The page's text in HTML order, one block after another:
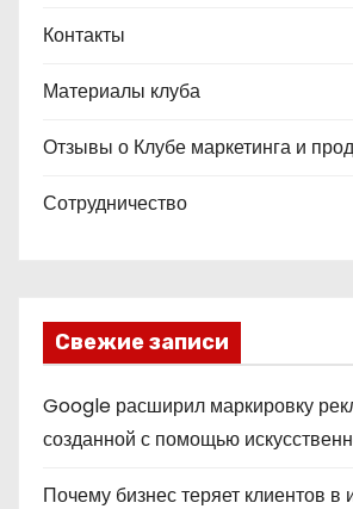
Контакты
Материалы клуба
Отзывы о Клубе маркетинга и
Сотрудничество
Свежие записи
Google расширил маркировку
созданной с помощью
Почему бизнес теряет клиентов в